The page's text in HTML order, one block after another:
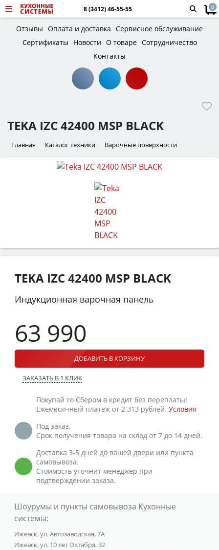
8 (3412) 46-55-55 0
Отзывы Оплата и доставка Сервисное обслуживание
Сертификаты
Новости О товаре Сотрудничество
Контакты
TEKA IZC 42400 MSP BLACK
Главная Каталог техники Варочные поверхности
TEKA IZC 42400 MSP BLACK
Индукционная варочная панель
63 990
ДОБАВИТЬ В КОРЗИНУ
ЗАКАЗАТЬ В 1 КЛИК
Покупай со Сбером в кредит без переплаты!
Ежемесячный платеж от 2 313 рублей. Условия
Под заказ.
Срок получения товара на склад от 7 до 14 дней.
Доставка 3-5 дней до вашей двери или пункта
самовывоза.
Стоимость уточнит менеджер при
подтверждении заказа.
Шоурумы и пункты самовывоза Кухонные
системы:
Ижевск, ул. Автозаводская, 7А
Ижевск, ул. 10 лет Октября, 32